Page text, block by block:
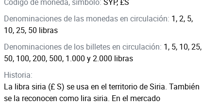
Denominaciones de las monedas en circulación: 1, 2, 5,
10, 25, 50 libras
Denominaciones de los billetes en circulación: 1, 5, 10, 25,
50, 100, 200, 500, 1.000 y 2.000 libras
Historia:
La libra siria (£ S) se usa en el territorio de Siria. También
se la reconocen como lira siria. En el mercado